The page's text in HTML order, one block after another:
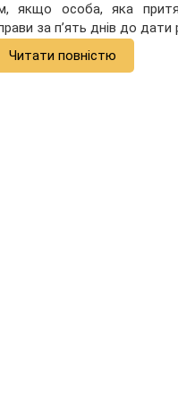
якщо особа, яка
за п’ять днів до дати
Читати повністю